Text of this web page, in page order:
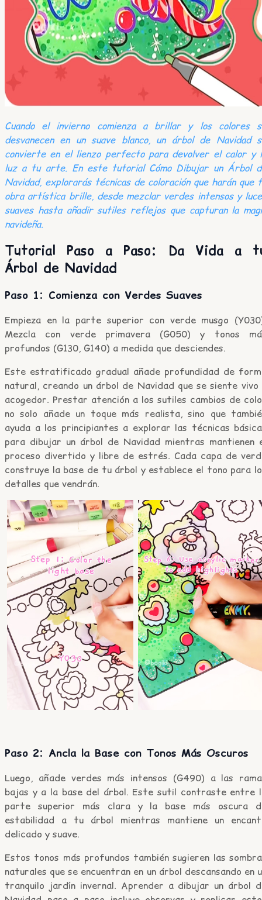
Cuando el invierno comienza a brillar y los colores
desvanecen en un suave blanco, un árbol de Navidad
convierte en el lienzo perfecto para devolver el calor y
luz a tu arte. En este tutorial Cómo Dibujar un Árbol
Navidad, explorarás técnicas de coloración que harán que
obra artística brille, desde mezclar verdes intensos y
suaves hasta añadir sutiles reflejos que capturan la
navideña.
Tutorial Paso a Paso: Da Vida a
Árbol de Navidad
Paso 1: Comienza con Verdes Suaves
Empieza en la parte superior con verde musgo
Mezcla con verde primavera (G050) y tonos
profundos (G130, G140) a medida que desciendes.
Este estratificado gradual añade profundidad de
natural, creando un árbol de Navidad que se siente vivo
acogedor. Prestar atención a los sutiles cambios de
no solo añade un toque más realista, sino que
ayuda a los principiantes a explorar las técnicas
para dibujar un árbol de Navidad mientras mantienen
proceso divertido y libre de estrés. Cada capa de
construye la base de tu árbol y establece el tono para
detalles que vendrán.
Paso 2: Ancla la Base con Tonos Más Oscuros
Luego, añade verdes más intensos (G490) a las
bajas y a la base del árbol. Este sutil contraste entre
parte superior más clara y la base más oscura
estabilidad a tu árbol mientras mantiene un
delicado y suave.
Estos tonos más profundos también sugieren las
naturales que se encuentran en un árbol descansando en
tranquilo jardín invernal. Aprender a dibujar un árbol